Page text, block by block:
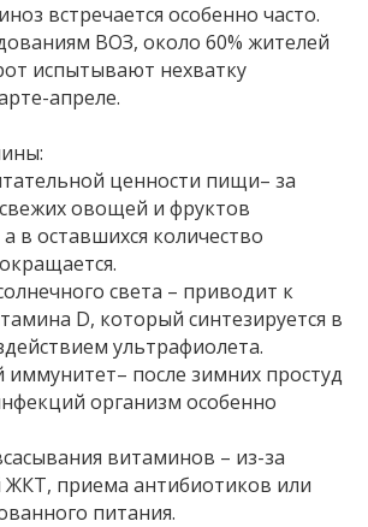
встречается особенно часто.
ВОЗ, около 60% жителей
испытывают нехватку
апреле.
ценности пищи– за
овощей и фруктов
в оставшихся количество
света – приводит к
D, который синтезируется в
ультрафиолета.
иммунитет– после зимних простуд
организм особенно
витаминов – из-за
ЖКТ, приема антибиотиков или
питания.